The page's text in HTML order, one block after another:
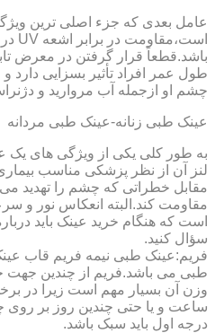
عامل بعدی که جزء اصلی ترین
طول عمر افراد تأثیر بسزایی
چشم او ازجمله آب مروارید و
عینک طبی زنانه-عینک طبی مردانه
به طور کلی یکی از ویژگی های
لنز آن از نظر پزشکی مناسب
مقابل خطراتی که چشم را تهدید
مقاومت کند.البته انعکاس نور و
است که هنگام خرید عینک باید
سؤال کنید.
فریم:عینک طبی نیمه فریم قاب
طبی می باشد.فریم از چندین جهت
وزن آن بسیار مهم است زیرا در
ساعت و یا حتی چندین روز بر
درجه اول باید سبک باشد.